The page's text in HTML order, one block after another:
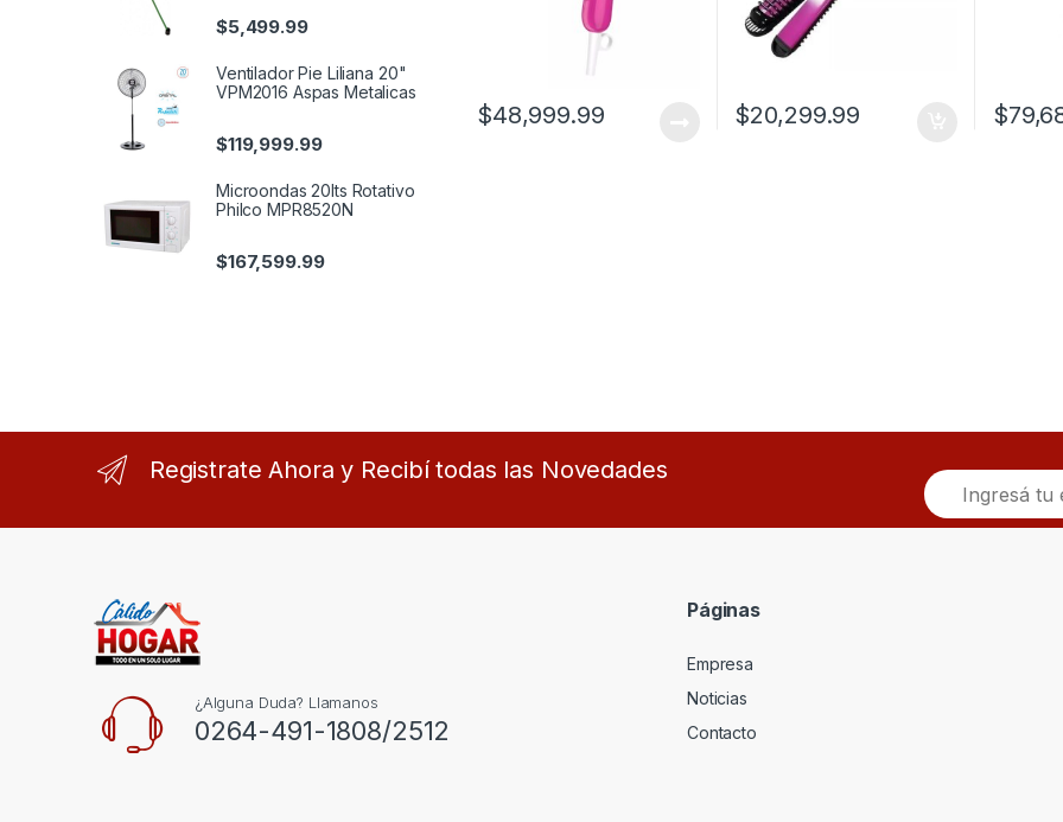
$48,999.99 $20,299.99 $
$5,499.99
Ventilador Pie Liliana 20"
VPM2016 Aspas Metalicas
$119,999.99
Microondas 20lts Rotativo
Philco MPR8520N
$167,599.99
Registrate Ahora y Recibí todas las Novedades
E
m
a
¿Alguna Duda? Llamanos
0264-491-1808/2512
Páginas
Empresa
Noticias
Contacto